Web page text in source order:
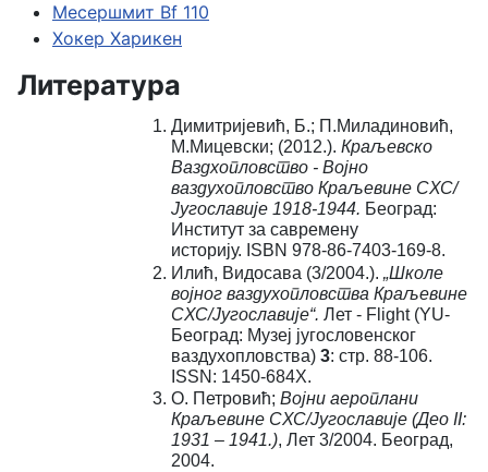
Месершмит Bf 110
Хокер Харикен
Литература
Димитријевић, Б.; П.Миладиновић,
М.Мицевски; (2012.). Краљевско
Ваздхопловство - Војно
ваздухопловство Краљевине СХС/
Југославије 1918-1944. Београд:
Институт за савремену
историју. ISBN 978-86-7403-169-8.
Илић, Видосава (3/2004.). „Школе
војног ваздухопловства Краљевине
СХС/Југославије“. Лет - Flight (YU-
Београд: Музеј југословенског
ваздухопловства) 3: стр. 88-106.
ISSN: 1450-684X.
О. Петровић; Војни аероплани
Краљевине СХС/Југославије (Део II:
1931 – 1941.), Лет 3/2004. Београд,
2004.